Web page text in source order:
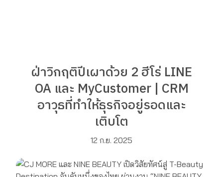
ฝ่าวิกฤติปีเผาด้วย 2 ฮีโร่ LINE
OA และ MyCustomer | CRM
อาวุธที่ทำให้ธุรกิจอยู่รอดและ
เติบโต
12 ก.ย. 2025